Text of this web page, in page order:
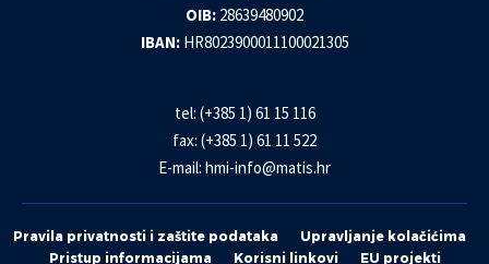
OIB: 28639480902
IBAN: HR8023900011100021305
tel: (+385 1) 61 15 116
fax: (+385 1) 61 11 522
E-mail: hmi-info@matis.hr
Pravila privatnosti i zaštite podataka
Upravljanje kolačićima
Pristup informacijama
Korisni linkovi EU projekti